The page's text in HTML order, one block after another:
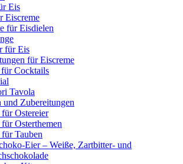
Eis
Eiscreme
für Eisdielen
für Eis
für Eiscreme
für Cocktails
Tavola
und Zubereitungen
Ostereier
Osterthemen
Tauben
Eier – Weiße, Zartbitter- und